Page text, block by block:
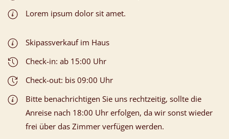
Lorem ipsum dolor sit amet.
Skipassverkauf im Haus
Check-in: ab 15:00 Uhr
Check-out: bis 09:00 Uhr
Bitte benachrichtigen Sie uns rechtzeitig, sollte die
Anreise nach 18:00 Uhr erfolgen, da wir sonst wieder
frei über das Zimmer verfügen werden.